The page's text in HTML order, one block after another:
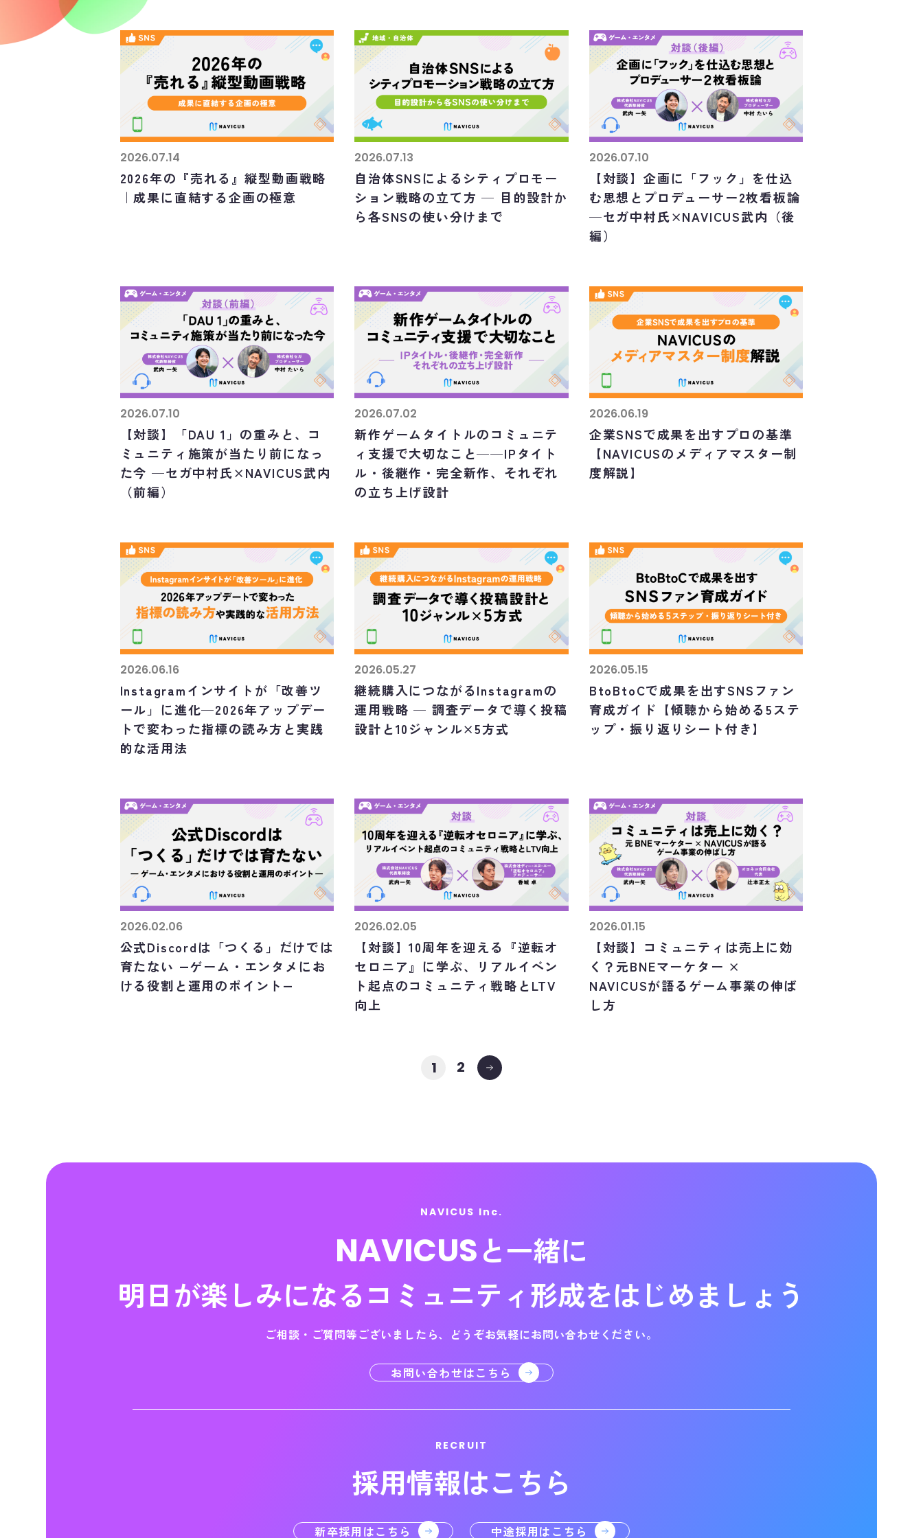
2026.07.14
2026年の『売れる』縦型動画戦略
｜成果に直結する企画の極意
2026.07.13
自治体SNSによるシティプロモー
ション戦略の立て方 ─ 目的設計か
ら各SNSの使い分けまで
2026.07.10
【対談】企画に「フック」を仕込
む思想とプロデューサー2枚看板論
─セガ中村氏×NAVICUS武内（後
編）
2026.07.10
【対談】「DAU 1」の重みと、コ
ミュニティ施策が当たり前になっ
た今 ─セガ中村氏×NAVICUS武内
（前編）
2026.07.02
新作ゲームタイトルのコミュニテ
ィ支援で大切なこと——IPタイト
ル・後継作・完全新作、それぞれ
の立ち上げ設計
2026.06.19
企業SNSで成果を出すプロの基準
【NAVICUSのメディアマスター制
度解説】
2026.06.16
Instagramインサイトが「改善ツ
ール」に進化—2026年アップデー
トで変わった指標の読み方と実践
的な活用法
2026.05.27
継続購入につながるInstagramの
運用戦略 ─ 調査データで導く投稿
設計と10ジャンル×5方式
2026.05.15
BtoBtoCで成果を出すSNSファン
育成ガイド【傾聴から始める5ステ
ップ・振り返りシート付き】
2026.02.06
公式Discordは「つくる」だけでは
育たない ―ゲーム・エンタメにお
ける役割と運用のポイント―
2026.02.05
【対談】10周年を迎える『逆転オ
セロニア』に学ぶ、リアルイベン
ト起点のコミュニティ戦略とLTV
向上
2026.01.15
【対談】コミュニティは売上に効
く？元BNEマーケター ×
NAVICUSが語るゲーム事業の伸ば
し方
1 2
NAVICUS Inc.
NAVICUSと一緒に
明日が楽しみになるコミュニティ形成をはじめましょう
ご相談・ご質問等ございましたら、 どうぞお気軽にお問い合わせください。
お問い合わせはこちら
RECRUIT
採用情報はこちら
新卒採用はこちら 中途採用はこちら